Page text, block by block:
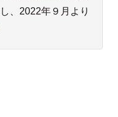
、2022年９月より